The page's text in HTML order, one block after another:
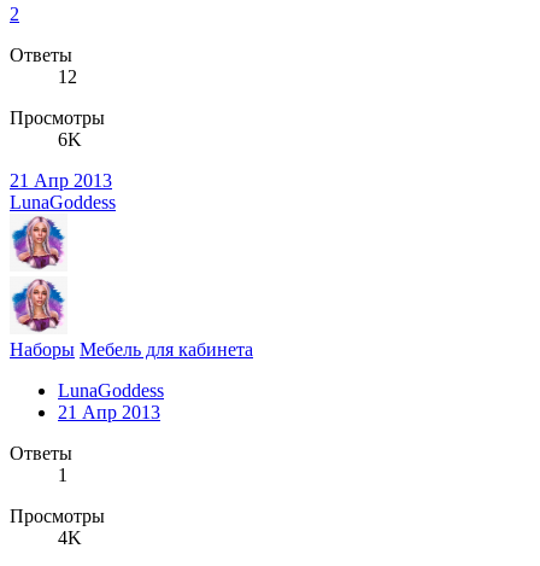
2
Ответы
12
Просмотры
6K
21 Апр 2013
LunaGoddess
Наборы Мебель для кабинета
LunaGoddess
21 Апр 2013
Ответы
1
Просмотры
4K